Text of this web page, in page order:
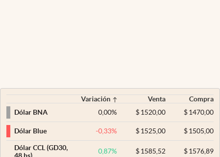
Variación Venta
Compra
Dólar BNA
0,00% $ 1520,00 $1470,00
Dólar Blue -0,33% $ 1525,00 $1505,00
Dólar CCL (GD30,
0,87% $ 1585,52 $1576,89